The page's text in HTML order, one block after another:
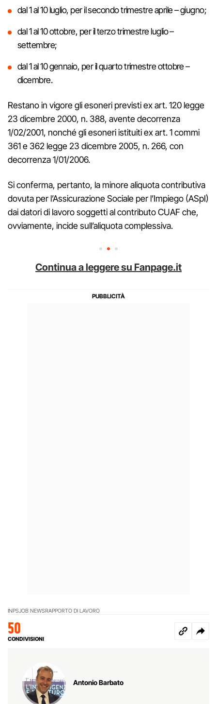
dal 1 al 10 luglio, per il secondo trimestre aprile – giugno;
dal 1 al 10 ottobre, per il terzo trimestre luglio –
settembre;
dal 1 al 10 gennaio, per il quarto trimestre ottobre –
dicembre.
Restano in vigore gli esoneri previsti ex art. 120 legge
23 dicembre 2000, n. 388, avente decorrenza
1/02/2001, nonché gli esoneri istituiti ex art. 1 commi
361 e 362 legge 23 dicembre 2005, n. 266, con
decorrenza 1/01/2006.
Si conferma, pertanto, la minore aliquota contributiva
dovuta per l’Assicurazione Sociale per l’Impiego (ASpI)
dai datori di lavoro soggetti al contributo CUAF che,
ovviamente, incide sull’aliquota complessiva.
Continua a leggere su Fanpage.it
INPSJOB NEWSRAPPORTO DI LAVORO
50
CONDIVISIONI
Antonio Barbato